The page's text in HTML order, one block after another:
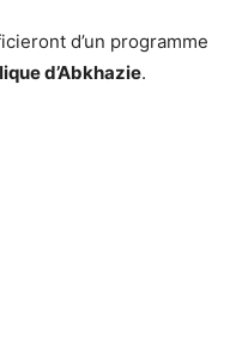
d’un programme
d’Abkhazie.